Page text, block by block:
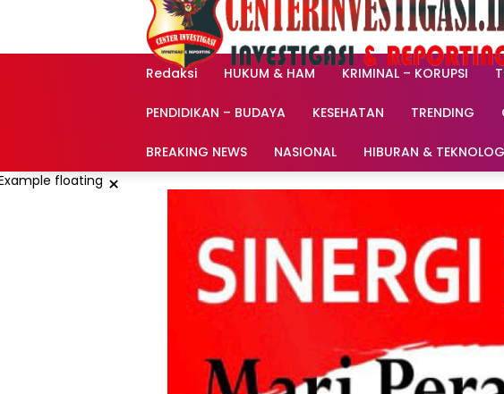
Redaksi HUKUM & HAM KRIMINAL – KORUPSI
PENDIDIKAN – BUDAYA KESEHATAN TRENDING
BREAKING NEWS NASIONAL HIBURAN &
×